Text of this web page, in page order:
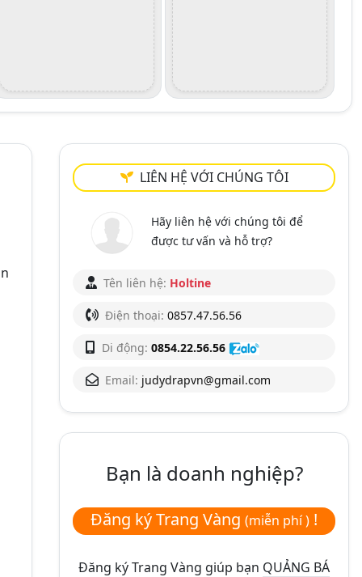
LIÊN HỆ VỚI CHÚNG TÔI
Hãy liên hệ với chúng tôi để
được tư vấn và hỗ trợ?
Tên liên hệ: Holtine
Điện thoại: 0857.47.56.56
Di động: 0854.22.56.56
Email: judydrapvn@gmail.com
Bạn là doanh nghiệp?
Đăng ký Trang Vàng (miễn phí ) !
Đăng ký Trang Vàng giúp bạn QUẢNG BÁ